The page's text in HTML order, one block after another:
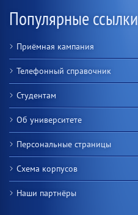
Популярные ссылки
Приёмная кампания
Телефонный справочник
Студентам
Об университете
Персональные страницы
Схема корпусов
Наши партнёры